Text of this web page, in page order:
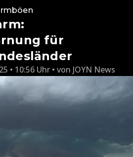
für
• 10:56 Uhr von JOYN News